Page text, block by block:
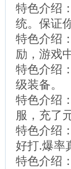
特色介绍
统。保证
特色介绍
励，游戏
特色介绍
级装备。
特色介绍
服，充了
特色介绍
好打.爆率
特色介绍